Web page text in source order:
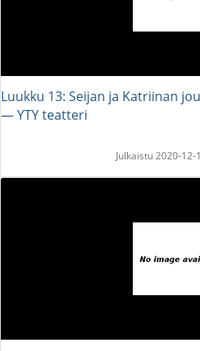
Luukku 13: Seijan ja Katriinan
― YTY teatteri
Julkaistu 2020-